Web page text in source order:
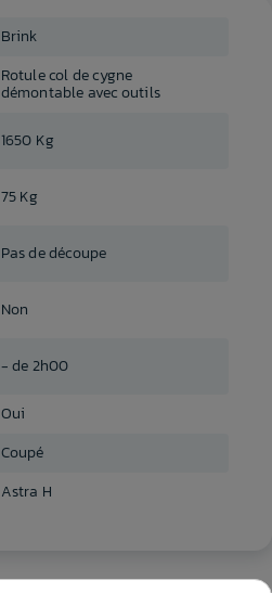
Brink
Rotule col de cygne
démontable avec outils
1650 Kg
75 Kg
Pas de découpe
Non
- de 2h00
Oui
Coupé
Astra H